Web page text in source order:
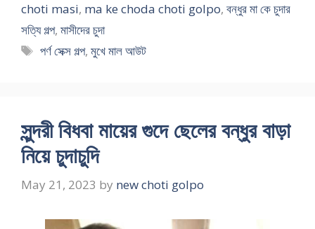
choti masi, ma ke choda choti golpo, বন্ধুর মা কে চুদার
সত্যি গল্প, মাসীদের চুদা
Tags
পর্ণ সেক্স গল্প,মুখে মাল আউট
সুন্দরী বিধবা মায়ের গুদে ছেলের বন্ধুর বাড়া
নিয়ে চুদাচুদি
May 21, 2023 by new choti golpo